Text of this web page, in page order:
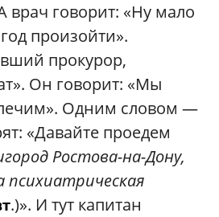
врач говорит: «Ну мало
произойти».
прокурор,
Он говорит: «Мы
Одним словом —
«Давайте проедем
Ростова-на-Дону,
психиатрическая
.)». И тут капитан